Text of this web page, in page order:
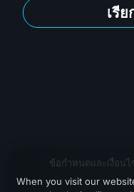
เรี
ข้อกำหนดและเงื่อนไ
When you visit our